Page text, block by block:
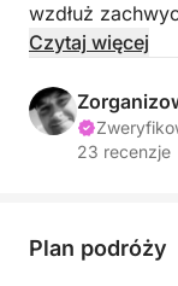
wzdłuż
następnie
całym świecie
nocne niebo
pokładu
Taca świeżego
Czytaj więcej
23 recenzje
Plan podróży